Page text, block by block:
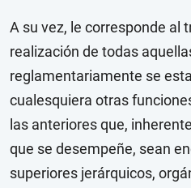
A su vez, le corresponde al
realización de todas
reglamentariamente se
cualesquiera otras
las anteriores que,
que se desempeñe, sean
superiores jerárquicos,